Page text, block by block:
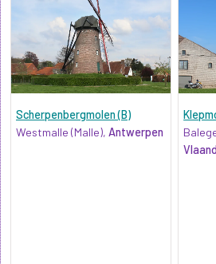
Scherpenbergmolen (B)
Westmalle (Malle), Antwerpen